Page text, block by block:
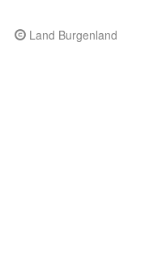
Land Burgenland